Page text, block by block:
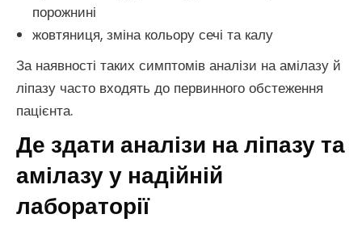
порожнині
жовтяниця, зміна кольору сечі та калу
За наявності таких симптомів аналізи на амілазу й
ліпазу часто входять до первинного обстеження
пацієнта.
Де здати аналізи на ліпазу та
амілазу у надійній
лабораторії